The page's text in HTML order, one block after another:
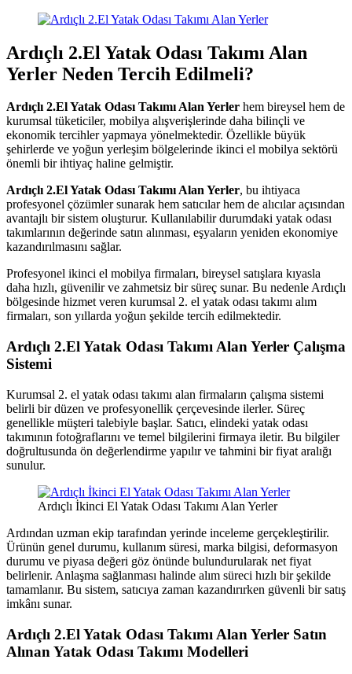
Ardıçlı 2.El Yatak Odası Takımı Alan
Yerler Neden Tercih Edilmeli?
Ardıçlı 2.El Yatak Odası Takımı Alan Yerler hem bireysel hem de
kurumsal tüketiciler, mobilya alışverişlerinde daha bilinçli ve
ekonomik tercihler yapmaya yönelmektedir. Özellikle büyük
şehirlerde ve yoğun yerleşim bölgelerinde ikinci el mobilya sektörü
önemli bir ihtiyaç haline gelmiştir.
Ardıçlı 2.El Yatak Odası Takımı Alan Yerler, bu ihtiyaca
profesyonel çözümler sunarak hem satıcılar hem de alıcılar açısından
avantajlı bir sistem oluşturur. Kullanılabilir durumdaki yatak odası
takımlarının değerinde satın alınması, eşyaların yeniden ekonomiye
kazandırılmasını sağlar.
Profesyonel ikinci el mobilya firmaları, bireysel satışlara kıyasla
daha hızlı, güvenilir ve zahmetsiz bir süreç sunar. Bu nedenle Ardıçlı
bölgesinde hizmet veren kurumsal 2. el yatak odası takımı alım
firmaları, son yıllarda yoğun şekilde tercih edilmektedir.
Ardıçlı 2.El Yatak Odası Takımı Alan Yerler Çalışma
Sistemi
Kurumsal 2. el yatak odası takımı alan firmaların çalışma sistemi
belirli bir düzen ve profesyonellik çerçevesinde ilerler. Süreç
genellikle müşteri talebiyle başlar. Satıcı, elindeki yatak odası
takımının fotoğraflarını ve temel bilgilerini firmaya iletir. Bu bilgiler
doğrultusunda ön değerlendirme yapılır ve tahmini bir fiyat aralığı
sunulur.
Ardıçlı İkinci El Yatak Odası Takımı Alan Yerler
Ardından uzman ekip tarafından yerinde inceleme gerçekleştirilir.
Ürünün genel durumu, kullanım süresi, marka bilgisi, deformasyon
durumu ve piyasa değeri göz önünde bulundurularak net fiyat
belirlenir. Anlaşma sağlanması halinde alım süreci hızlı bir şekilde
tamamlanır. Bu sistem, satıcıya zaman kazandırırken güvenli bir satış
imkânı sunar.
Ardıçlı 2.El Yatak Odası Takımı Alan Yerler Satın
Alınan Yatak Odası Takımı Modelleri